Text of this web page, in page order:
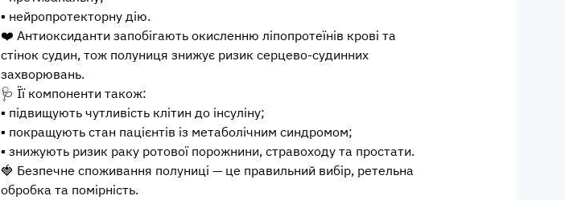
▪️ нейропротекторну дію.
❤️ Антиоксиданти запобігають окисленню ліпопротеїнів крові та
стінок судин, тож полуниця знижує ризик серцево-судинних
захворювань.
🩺 Її компоненти також:
▪️ підвищують чутливість клітин до інсуліну;
▪️ покращують стан пацієнтів із метаболічним синдромом;
▪️ знижують ризик раку ротової порожнини, стравоходу та простати.
🍓 Безпечне споживання полуниці — це правильний вибір, ретельна
обробка та помірність.